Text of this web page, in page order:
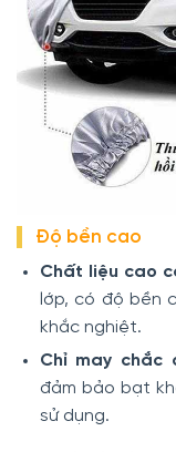
Độ bền cao
Chất liệu cao
lớp, có độ bền
khắc nghiệt.
Chỉ may chắc
đảm bảo bạt
sử dụng.